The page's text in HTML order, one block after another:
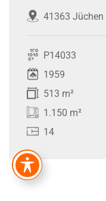
41363 Jüchen
P14033
1959
513 m²
1.150 m²
14